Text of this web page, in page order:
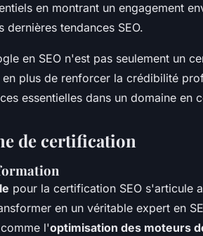
en montrant un engagement
tendances SEO.
en SEO n'est pas seulement un
plus de renforcer la crédibilité
essentielles dans un domaine en
de certification
pour la certification SEO s'articule
en un véritable expert en
l'optimisation des moteurs